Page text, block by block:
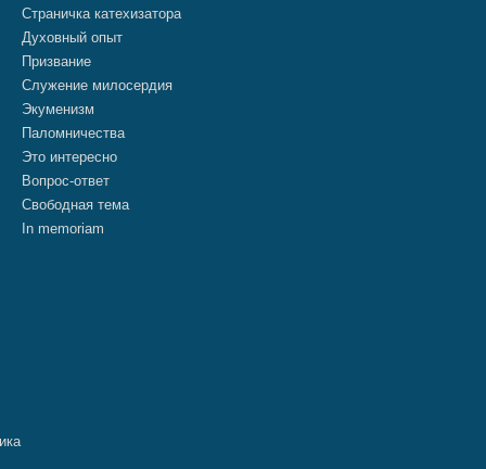
Страничка катехизатора
Духовный опыт
Призвание
Служение милосердия
Экуменизм
Паломничества
Это интересно
Вопрос-ответ
Свободная тема
In memoriam